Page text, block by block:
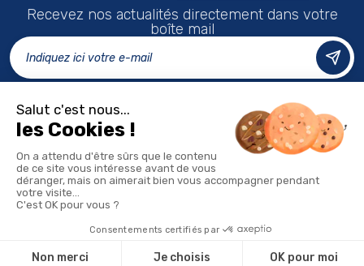
Accessibilité
Recevez nos actualités directement dans votre
boîte mail
FAQ
DEVENIR ADHÉRENT
DONNÉES PERSONNELLES
MENTIONS LÉGALES